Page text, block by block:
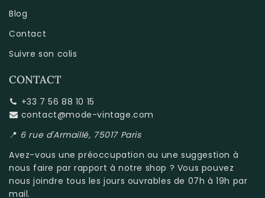
Blog
Contact
Suivre son colis
CONTACT
+33 7 56 88 10 15
contact@mode-vintage.com
📍 6 rue d'Armaillé, 75017 Paris
Avez-vous une préoccupation ou une suggestion à
nous faire par rapport ànotre shop ? Vous pouvez
nous joindre tous les jours ouvrables de 07h à 19h par
mail.